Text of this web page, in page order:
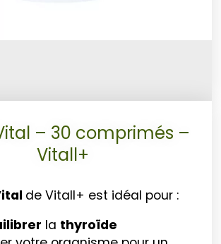
– 30 comprimés –
Vitall+
de Vitall+ est idéal pour :
la thyroïde